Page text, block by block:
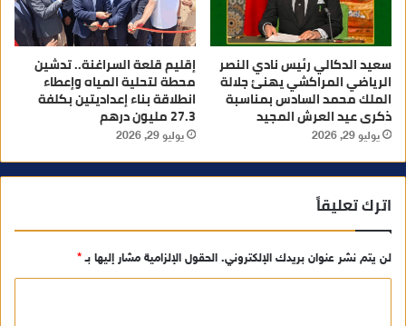
سعيد الدكالي رئيس نادي النصر
الرياضي المراكشي يهنئ جلالة
الملك محمد السادس بمناسبة
ذكرى عيد العرش المجيد
يوليو 29, 2026
إقليم قلعة السراغنة.. تدشين
محطة لتحلية المياه وإعطاء
انطلاقة بناء إعداديتين بكلفة
27.3 مليون درهم
يوليو 29, 2026
اترك تعليقاً
لن يتم نشر عنوان بريدك الإلكتروني. الحقول الإلزامية مشار إليها بـ*